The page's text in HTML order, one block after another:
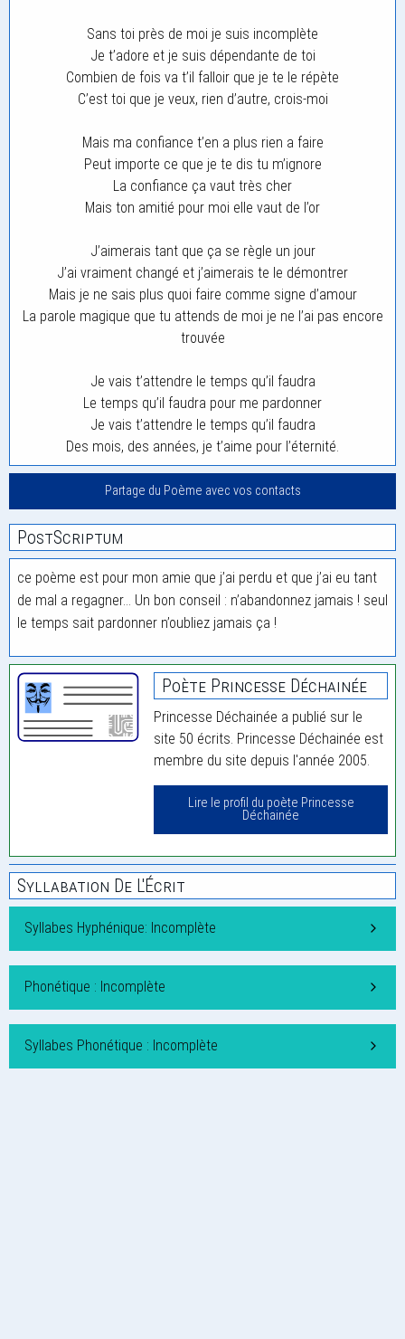
Sans toi près de moi je suis incomplète
Je t’adore et je suis dépendante de toi
Combien de fois va t’il falloir que je te le répète
C’est toi que je veux, rien d’autre, crois-moi
Mais ma confiance t’en a plus rien a faire
Peut importe ce que je te dis tu m’ignore
La confiance ça vaut très cher
Mais ton amitié pour moi elle vaut de l’or
J’aimerais tant que ça se règle un jour
J’ai vraiment changé et j’aimerais te le démontrer
Mais je ne sais plus quoi faire comme signe d’amour
La parole magique que tu attends de moi je ne l’ai pas encore
trouvée
Je vais t’attendre le temps qu’il faudra
Le temps qu’il faudra pour me pardonner
Je vais t’attendre le temps qu’il faudra
Des mois, des années, je t’aime pour l’éternité.
Partage du Poème avec vos contacts
PostScriptum
ce poème est pour mon amie que j’ai perdu et que j’ai eu tant
de mal a regagner… Un bon conseil : n’abandonnez jamais ! seul
le temps sait pardonner n’oubliez jamais ça !
Poète Princesse Déchainée
Princesse Déchainée a publié sur le
site 50 écrits. Princesse Déchainée est
membre du site depuis l'année 2005.
Lire le profil du poète Princesse
Déchainée
Syllabation De L'Écrit
Syllabes Hyphénique: Incomplète
Phonétique : Incomplète
Syllabes Phonétique : Incomplète